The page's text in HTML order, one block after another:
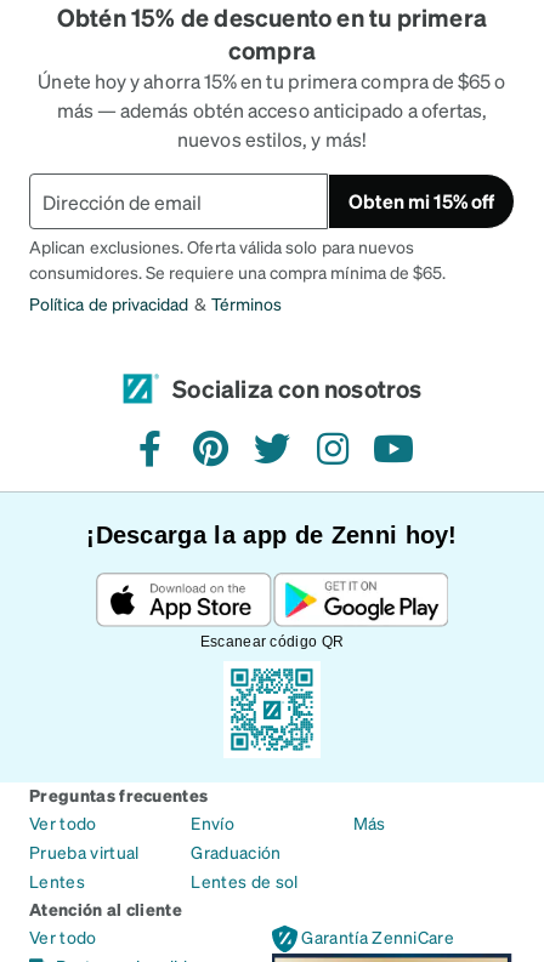
Obtén 15% de descuento en tu primera
compra
Únete hoy y ahorra 15% en tu primera compra de $65 o
más — además obtén acceso anticipado a ofertas,
nuevos estilos, y más!
Obten mi 15% off
Aplican exclusiones. Oferta válida solo para nuevos
consumidores. Se requiere una compra mínima de $65.
Política de privacidad & Términos
Socializa con nosotros
FacebookPinterestTwitterInstagramYouTube
¡Descarga la app de Zenni hoy!
Escanear código QR
Preguntas frecuentes
Ver todo
Prueba virtual
Lentes
Envío
Graduación
Lentes de sol
Más
Atención al cliente
Ver todo
Garantía ZenniCare